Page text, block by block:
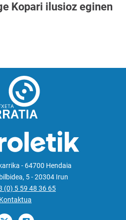
Kopari ilusioz eginen
- 64700 Hendaia
5 - 20304 Irun
(0) 5 59 48 36 65
Kontaktua